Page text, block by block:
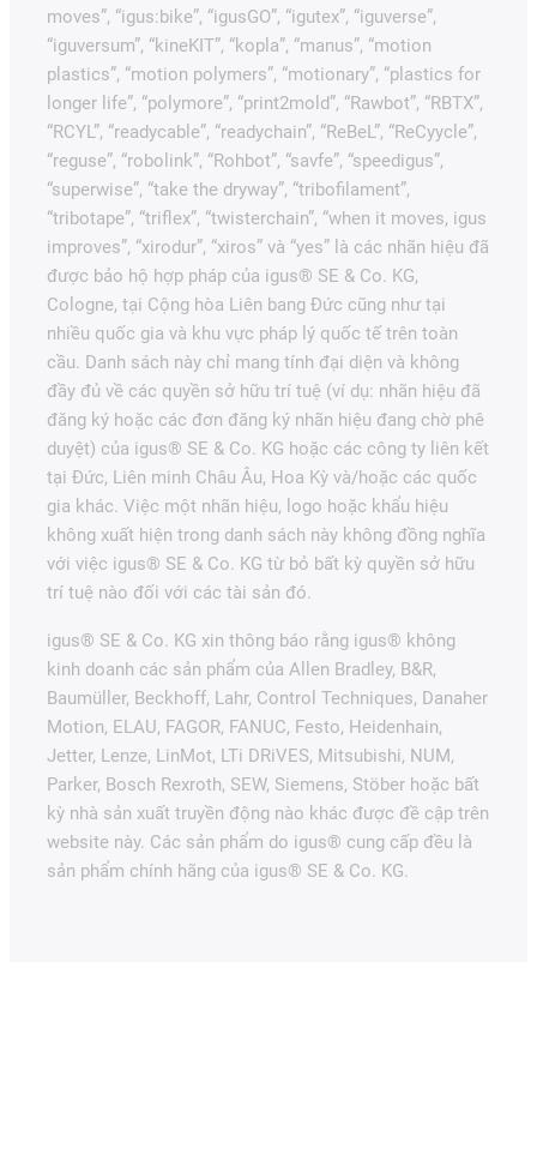
moves”, “igus:bike”, “igusGO”, “igutex”, “iguverse”,
“iguversum”, “kineKIT”, “kopla”, “manus”, “motion
plastics”, “motion polymers”, “motionary”, “plastics for
longer life”, “polymore”, “print2mold”, “Rawbot”, “RBTX”,
“RCYL”, “readycable”, “readychain”, “ReBeL”, “ReCyycle”,
“reguse”, “robolink”, “Rohbot”, “savfe”, “speedigus”,
“superwise”, “take the dryway”, “tribofilament”,
“tribotape”, “triflex”, “twisterchain”, “when it moves, igus
improves”, “xirodur”, “xiros” và “yes” là các nhãn hiệu đã
được bảo hộ hợp pháp của igus® SE & Co. KG,
Cologne, tại Cộng hòa Liên bang Đức cũng như tại
nhiều quốc gia và khu vực pháp lý quốc tế trên toàn
cầu. Danh sách này chỉ mang tính đại diện và không
đầy đủ về các quyền sở hữu trí tuệ (ví dụ: nhãn hiệu đã
đăng ký hoặc các đơn đăng ký nhãn hiệu đang chờ phê
duyệt) của igus® SE & Co. KG hoặc các công ty liên kết
tại Đức, Liên minh Châu Âu, Hoa Kỳ và/hoặc các quốc
gia khác. Việc một nhãn hiệu, logo hoặc khẩu hiệu
không xuất hiện trong danh sách này không đồng nghĩa
với việc igus® SE & Co. KG từ bỏ bất kỳ quyền sở hữu
trí tuệ nào đối với các tài sản đó.
igus® SE & Co. KG xin thông báo rằng igus® không
kinh doanh các sản phẩm của Allen Bradley, B&R,
Baumüller, Beckhoff, Lahr, Control Techniques, Danaher
Motion, ELAU, FAGOR, FANUC, Festo, Heidenhain,
Jetter, Lenze, LinMot, LTi DRiVES, Mitsubishi, NUM,
Parker, Bosch Rexroth, SEW, Siemens, Stöber hoặc bất
kỳ nhà sản xuất truyền động nào khác được đề cập trên
website này. Các sản phẩm do igus® cung cấp đều là
sản phẩm chính hãng của igus® SE & Co. KG.